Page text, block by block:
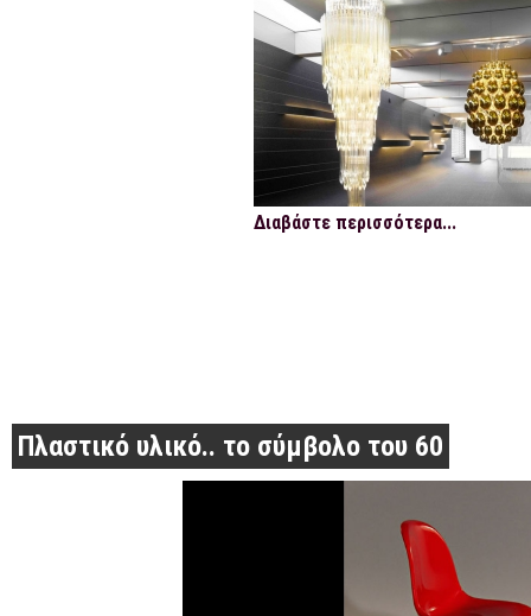
Διαβάστε περισσότερα...
Πλαστικό υλικό.. το σύμβολο του 60